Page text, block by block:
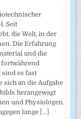
Seit
die Welt, in der
Die Erfahrung
und die
es fast
sich an die Aufgabe
herangewagt
und Physiologen.
lange [...]